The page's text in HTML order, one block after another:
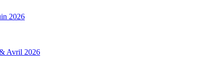
2026
Avril 2026